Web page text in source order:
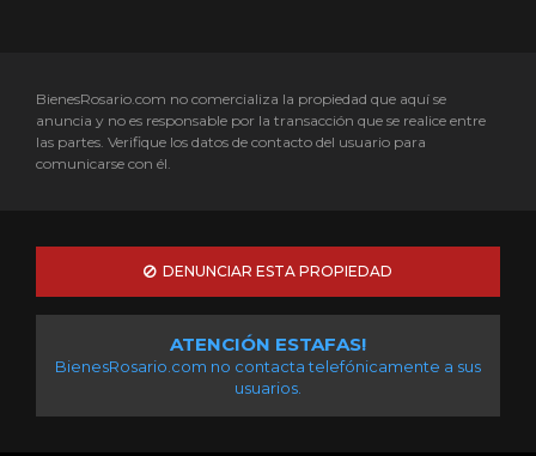
BienesRosario.com no comercializa la propiedad que aquí se
anuncia y no es responsable por la transacción que se realice entre
las partes. Verifique los datos de contacto del usuario para
comunicarse con él.
DENUNCIAR ESTA PROPIEDAD
ATENCIÓN ESTAFAS!
BienesRosario.com no contacta telefónicamente a sus
usuarios.